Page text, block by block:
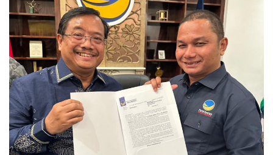
TRAVEL
INTERNASIONAL
TEKNOLOGI
POLITIK
Religion